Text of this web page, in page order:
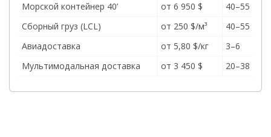
Морской контейнер 40’
от 6 950 $
40–55
Сборный груз (LCL)
от 250 $/м³
40–55
Авиадоставка
от 5,80 $/кг
3–6
Мультимодальная доставка
от 3 450 $ 20–38